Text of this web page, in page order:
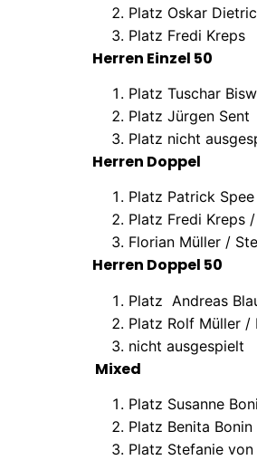
Platz Oskar
Platz Fredi Kreps
Herren Einzel 50
Platz Tuschar
Platz Jürgen Sent
Platz nicht
Herren Doppel
Platz Patrick
Platz Fredi Kreps
Florian Müller /
Herren Doppel 50
Platz Andreas
Platz Rolf Müller /
nicht ausgespielt
Mixed
Platz Susanne
Platz Benita
Platz Stefanie